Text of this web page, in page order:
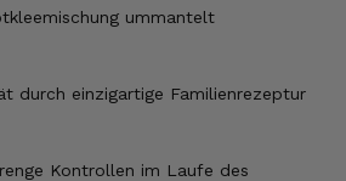
ummantelt
durch einzigartige Familienrezeptur
Kontrollen im Laufe des